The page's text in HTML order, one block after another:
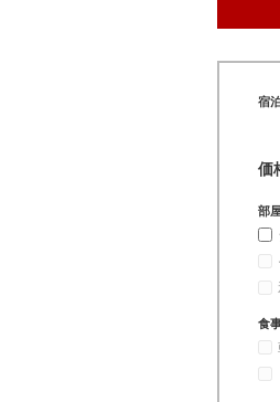
宿
価
部
食